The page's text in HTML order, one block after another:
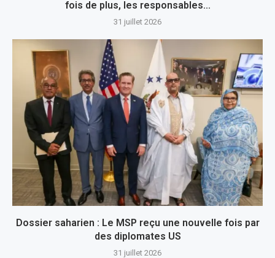
fois de plus, les responsables...
31 juillet 2026
Dossier saharien : Le MSP reçu une nouvelle fois par
des diplomates US
31 juillet 2026